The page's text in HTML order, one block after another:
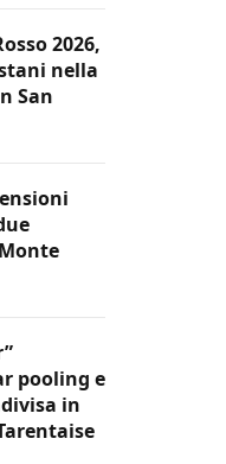
2026,
nella
San
pooling e
in